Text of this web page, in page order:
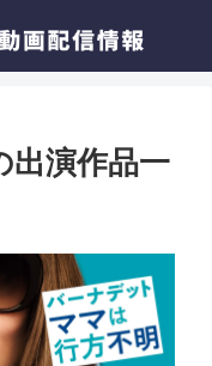
出演作品一